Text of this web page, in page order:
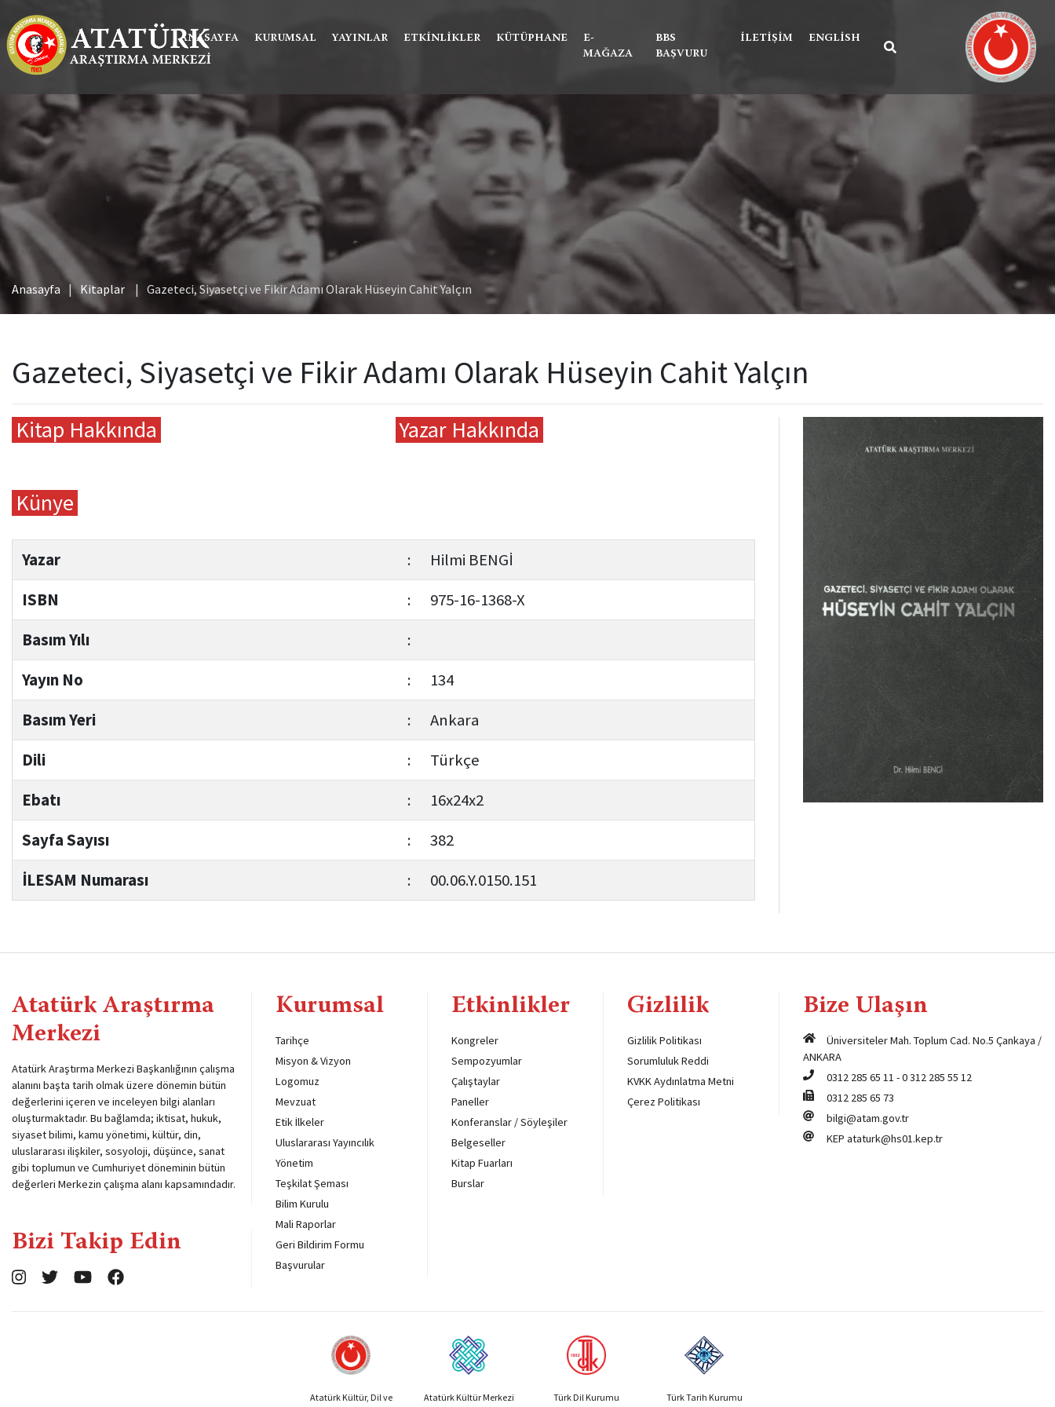
ANASAYFA KURUMSAL YAYINLAR ETKINLIKLER KÜTÜPHANE
E-
MAĞAZA
BBS
BAŞVURU
İLETIŞIM ENGLISH
Anasayfa Kitaplar Gazeteci, Siyasetçi ve Fikir Adamı Olarak Hüseyin Cahit Yalçın
Gazeteci, Siyasetçi ve Fikir Adamı Olarak Hüseyin Cahit Yalçın
Kitap Hakkında Yazar Hakkında
Künye
Yazar :
Hilmi BENGİ
ISBN
:
975-16-1368-X
Basım Yılı
:
Yayın No
:
134
Basım Yeri
:
Ankara
Dili
:
Türkçe
Ebatı
:
16x24x2
Sayfa Sayısı
:
382
İLESAM Numarası
: 00.06.Y.0150.151
Atatürk Araştırma
Merkezi
Atatürk Araştırma Merkezi Başkanlığının çalışma
alanını başta tarih olmak üzere dönemin bütün
değerlerini içeren ve inceleyen bilgi alanları
oluşturmaktadır. Bu bağlamda; iktisat, hukuk,
siyaset bilimi, kamu yönetimi, kültür, din,
uluslararası ilişkiler, sosyoloji, düşünce, sanat
gibi toplumun ve Cumhuriyet döneminin bütün
değerleri Merkezin çalışma alanı kapsamındadır.
Bizi Takip Edin
Kurumsal
Tarihçe
Misyon & Vizyon
Logomuz
Mevzuat
Etik İlkeler
Uluslararası Yayıncılık
Yönetim
Teşkilat Şeması
Bilim Kurulu
Mali Raporlar
Geri Bildirim Formu
Başvurular
Etkinlikler
Kongreler
Sempozyumlar
Çalıştaylar
Paneller
Konferanslar / Söyleşiler
Belgeseller
Kitap Fuarları
Burslar
Gizlilik
Gizlilik Politikası
Sorumluluk Reddi
KVKK Aydınlatma Metni
Çerez Politikası
Bize Ulaşın
Üniversiteler Mah. Toplum Cad. No.5 Çankaya /
ANKARA
0312 285 65 11 -0 312 285 55 12
0312 285 65 73
bilgi@atam.gov.tr
KEP ataturk@hs01.kep.tr
Atatürk Kültür, Dil ve
Atatürk Kültür Merkezi Türk Dil Kurumu Türk Tarih Kurumu